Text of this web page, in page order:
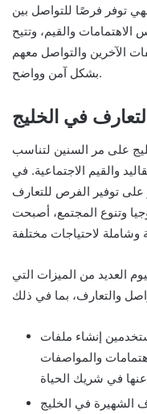
توفر فرصًا للتواصل بين
والقيم، وتتيح
الآخرين والتواصل معهم
بشكل آمن وواضح.
في الخليج
على مر السنين لتناسب
والقيم الاجتماعية. في
على توفير الفرص للتعارف
وتنوع المجتمع، أصبحت
العديد من الميزات التي
إنشاء ملفات
والمواصفات
الشهيرة في الخليج